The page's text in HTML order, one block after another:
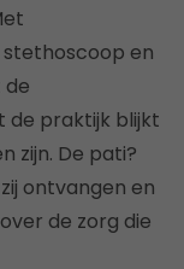
en
de praktijk blijkt
zijn. De pati?
ontvangen en
de zorg die